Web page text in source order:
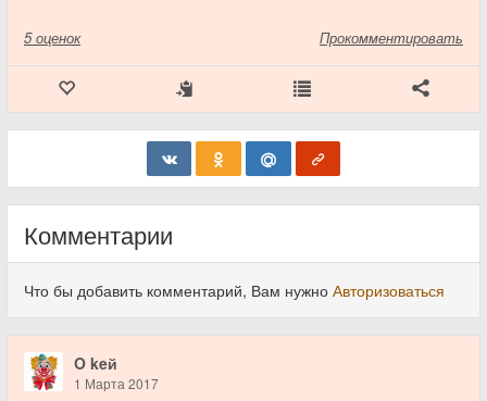
5 оценок Прокомментировать
Комментарии
Что бы добавить комментарий, Вам нужно Авторизоваться
O keй
1 Марта 2017